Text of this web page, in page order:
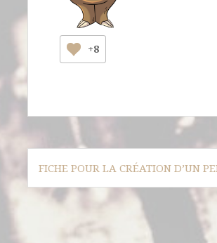
+8
Navigation
de
l’article
FICHE POUR LA CRÉATION D’UN